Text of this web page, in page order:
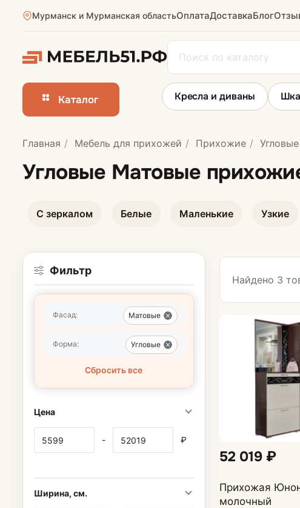
Мурманск и Мурманская областьОплатаДоставкаБлог
Каталог
Маленькие прихожие
Большие прихожие
С сиденьем
Шкафы для
Распашные шкафы
Зеркала
Кресла и диваны
Главная Мебель для прихожей Прихожие
Угловые Матовые
С зеркалом Белые Маленькие Узкие
Фильтр
Фасад: Матовые
Форма: Угловые
Сбросить все
Цена
- ₽
Ширина, см.
Найдено 3
52 019 ₽
Прихожая
молочный